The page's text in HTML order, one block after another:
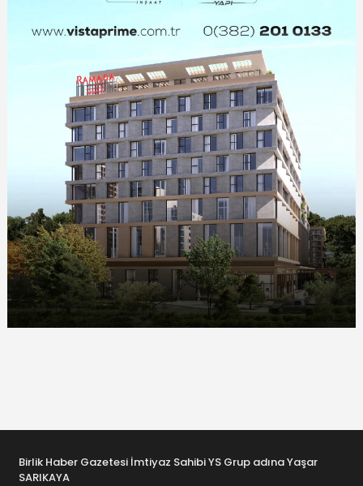
Birlik Haber Gazetesi İmtiyaz Sahibi YS Grup adına Yaşar
SARIKAYA